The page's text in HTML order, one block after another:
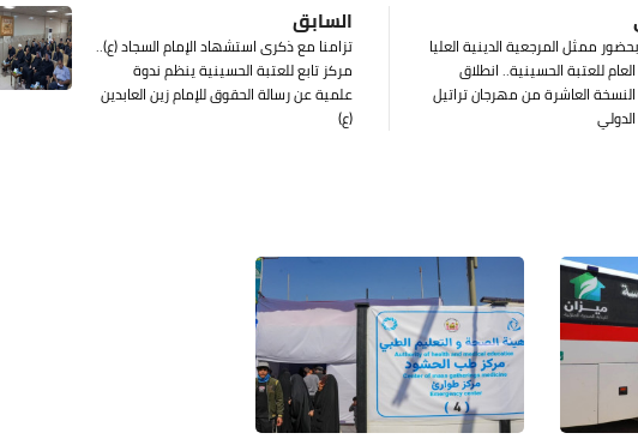
السابق
تزامنا مع ذكرى استشهاد الإمام السجاد (ع)..
مركز تابع للعتبة الحسينية ينظم ندوة
علمية عن رسالة الحقوق للإمام زين العابدين
(ع)
ممثل المرجعية الدينية العليا
للعتبة الحسينية.. انطلاق
النسخة العاشرة من مهرجان تراتيل